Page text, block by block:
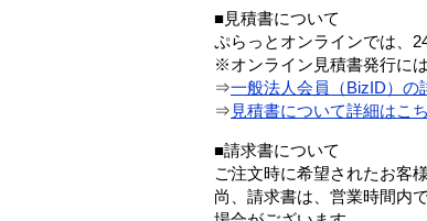
■見積書について
ぷらっとオンラインでは、
※オンライン見積書発行に
⇒一般法人会員（BizID）の
⇒ 見積書について詳細はこ
■請求書について
ご注文時に希望されたお客
尚、請求書は、営業時間内